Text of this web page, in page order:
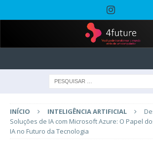
INÍCIO INTELIGÊNCIA ARTIFICIAL
Soluções de IA com Microsoft Azure: O Papel
IA no Futuro da Tecnologia